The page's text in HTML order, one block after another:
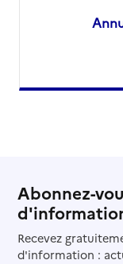
Abonnez-
Recevez
d'information :